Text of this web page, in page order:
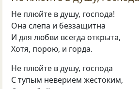
Не плюйте в душу, господа!
Она слепа и беззащитна
И для любви всегда открыта,
Хотя, порою, и горда.
Не плюйте в душу, господа
С тупым неверием жестоким,